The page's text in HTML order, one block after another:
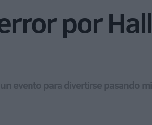
por
evento para divertirse pasando